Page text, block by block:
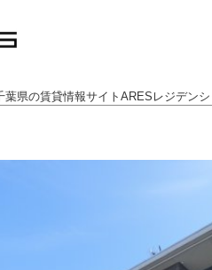
葉県の賃貸情報サイトARESレジデン